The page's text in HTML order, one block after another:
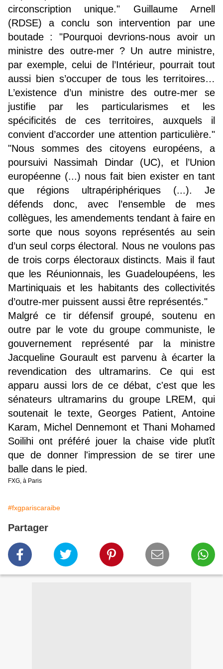
circonscription unique." Guillaume Arnell
(RDSE) a conclu son intervention par une
boutade : "Pourquoi devrions-nous avoir un
ministre des outre-mer ? Un autre ministre,
par exemple, celui de l’Intérieur, pourrait tout
aussi bien s’occuper de tous les territoires…
L’existence d’un ministre des outre-mer se
justifie par les particularismes et les
spécificités de ces territoires, auxquels il
convient d’accorder une attention particulière."
"Nous sommes des citoyens européens, a
poursuivi Nassimah Dindar (UC), et l’Union
européenne (...) nous fait bien exister en tant
que régions ultrapériphériques (...). Je
défends donc, avec l’ensemble de mes
collègues, les amendements tendant à faire en
sorte que nous soyons représentés au sein
d’un seul corps électoral. Nous ne voulons pas
de trois corps électoraux distincts. Mais il faut
que les Réunionnais, les Guadeloupéens, les
Martiniquais et les habitants des collectivités
d’outre-mer puissent aussi être représentés."
Malgré ce tir défensif groupé, soutenu en
outre par le vote du groupe communiste, le
gouvernement représenté par la ministre
Jacqueline Gourault est parvenu à écarter la
revendication des ultramarins. Ce qui est
apparu aussi lors de ce débat, c'est que les
sénateurs ultramarins du groupe LREM, qui
soutenait le texte, Georges Patient, Antoine
Karam, Michel Dennemont et Thani Mohamed
Soilihi ont préféré jouer la chaise vide plutît
que de donner l'impression de se tirer une
balle dans le pied.
FXG, à Paris
#fxgpariscaraibe
Partager